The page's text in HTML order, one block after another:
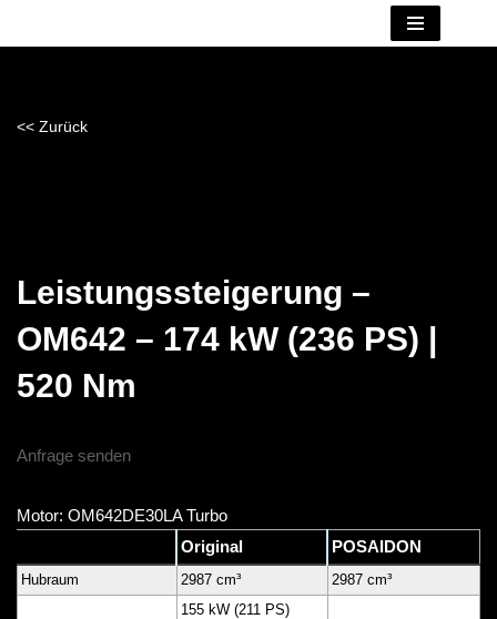
<< Zurück
Leistungssteigerung –
OM642 – 174 kW (236 PS) |
520 Nm
Anfrage senden
Motor: OM642DE30LA Turbo
Original
POSAIDON
Hubraum 2987 cm³ 2987 cm³
155 kW (211 PS)